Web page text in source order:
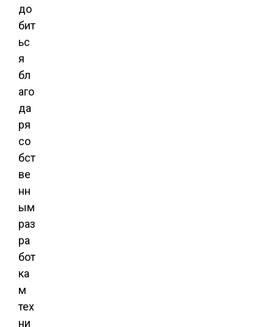
до
бит
ьс
я
бл
аго
да
ря
со
бст
ве
нн
ым
раз
ра
бот
ка
м
тех
ни